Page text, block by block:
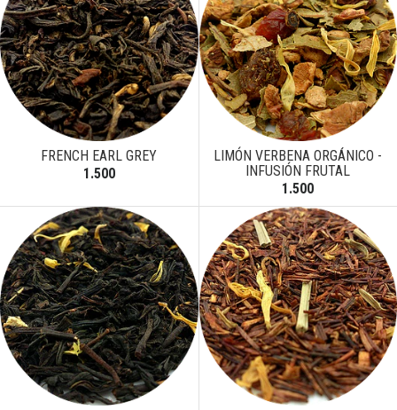
FRENCH EARL GREY
1.500
LIMÓN VERBENA ORGÁNICO -
INFUSIÓN FRUTAL
1.500